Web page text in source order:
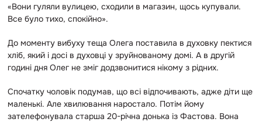
«Вони гуляли вулицею, сходили в магазин, щось купували.
Все було тихо, спокійно».
До моменту вибуху теща Олега поставила в духовку пектися
хліб, який і досі в духовці у зруйнованому домі. А в другій
годині дня Олег не зміг додзвонитися нікому з рідних.
Спочатку чоловік подумав, що всі відпочивають, адже діти ще
маленькі. Але хвилювання наростало. Потім йому
зателефонувала старша 20-річна донька із Фастова. Вона